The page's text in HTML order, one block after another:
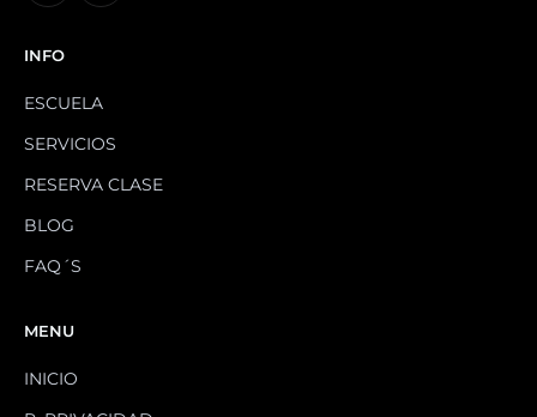
INFO
ESCUELA
SERVICIOS
RESERVA CLASE
BLOG
FAQ´S
MENU
INICIO